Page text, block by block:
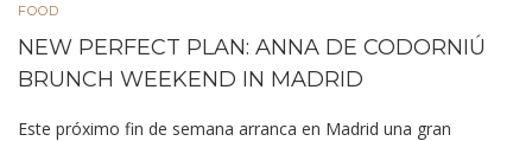
FOOD
NEW PERFECT PLAN: ANNA DE CODORNIÚ
BRUNCH WEEKEND IN MADRID
Este próximo fin de semana arranca en Madrid una gran